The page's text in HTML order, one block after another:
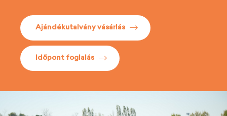
Ajándékutalvány vásárlás
Időpont foglalás